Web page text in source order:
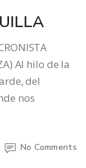
Al hilo de la
del
nos
No Comments